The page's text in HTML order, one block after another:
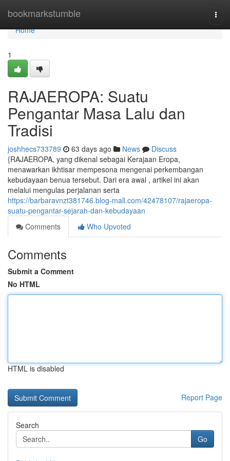
bookmarkstumble
Home
Home
1
RAJAEROPA: Suatu
Pengantar Masa Lalu dan
Tradisi
joshhecs733789 63 days ago News
Discuss
{RAJAEROPA, yang dikenal sebagai Kerajaan Eropa,
menawarkan ikhtisar mempesona mengenai perkembangan
kebudayaan benua tersebut. Dari era awal , artikel ini akan
melalui mengulas perjalanan serta
https://barbaravnzt381746.blog-mall.com/42478107/rajaeropa-
suatu-pengantar-sejarah-dan-kebudayaan
Comments
Who Upvoted
Comments
Submit a Comment
No HTML
HTML is disabled
Report Page
Search
Go